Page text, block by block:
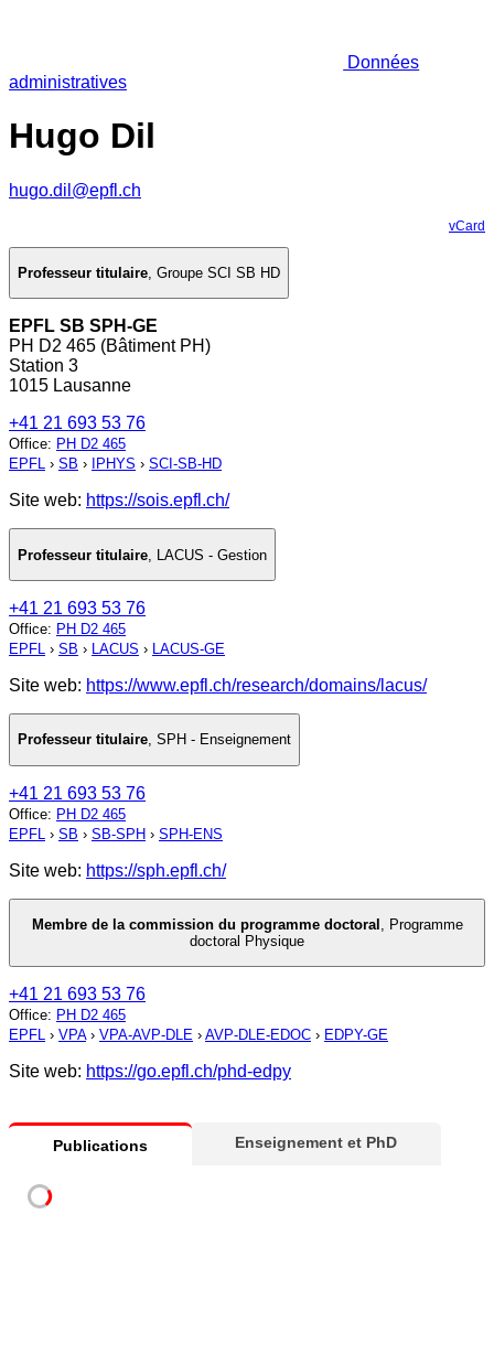
Données
administratives
Hugo Dil
hugo.dil@epfl.ch
vCard
Professeur titulaire, Groupe SCI SB HD
EPFL SB SPH-GE
PH D2 465 (Bâtiment PH)
Station 3
1015 Lausanne
+41 21 693 53 76
Office: PH D2 465
EPFL › SB › IPHYS › SCI-SB-HD
Site web: https://sois.epfl.ch/
Professeur titulaire LACUS - Gestion
+41 21 693 53 76
Office: PH D2 465
EPFL › SB › LACUS › LACUS-GE
Site web: https://www.epfl.ch/research/domains/lacus/
Professeur titulaire, SPH - Enseignement
+41 21 693 53 76
Office: PH D2 465
EPFL › SB › SB-SPH › SPH-ENS
Site web: https://sph.epfl.ch/
Membre de la commission du programme doctoral , Programme
doctoral Physique
+41 21 693 53 76
Office: PH D2 465
EPFL › VPA› VPA-AVP-DLE › AVP-DLE-EDOC › EDPY-GE
Site web: https://go.epfl.ch/phd-edpy
Publications Enseignement et PhD